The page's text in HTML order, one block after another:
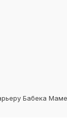
Бабека